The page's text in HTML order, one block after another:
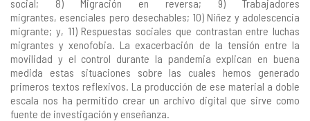
social; 8) Migración en reversa; 9) Trabajadores
migrantes, esenciales pero desechables; 10) Niñez y adolescencia
migrante; y, 11) Respuestas sociales que contrastan entre luchas
migrantes y xenofobia. La exacerbación de la tensión entre la
movilidad y el control durante la pandemia explican en buena
medida estas situaciones sobre las cuales hemos generado
primeros textos reflexivos. La producción de ese material a doble
escala nos ha permitido crear un archivo digital que sirve como
fuente de investigación y enseñanza.